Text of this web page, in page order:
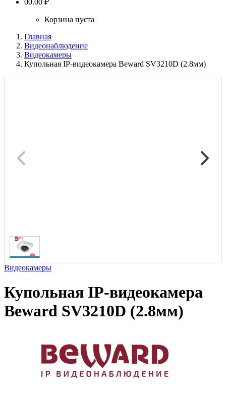
00.00 ₽
Корзина пуста
Главная
Видеонаблюдение
Видеокамеры
Купольная IP-видеокамера Beward SV3210D (2.8мм)
Видеокамеры
Купольная IP-видеокамера
Beward SV3210D (2.8мм)